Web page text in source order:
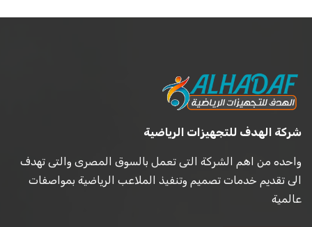
شركة الهدف للتجهيزات الرياضية
واحده من اهم الشركة التى تعمل بالسوق المصرى والتى تهدف
الى تقديم خدمات تصميم وتنفيذ الملاعب الرياضية بمواصفات
عالمية